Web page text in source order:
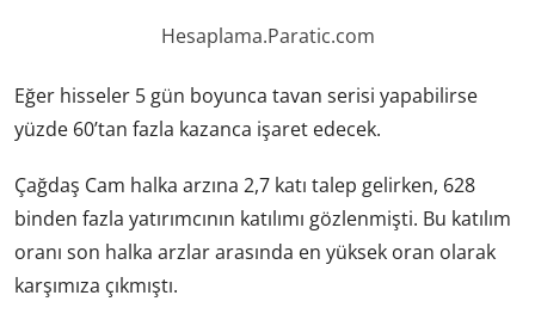
Hesaplama.Paratic.com
Eğer hisseler 5 gün boyunca tavan serisi yapabilirse
yüzde 60’tan fazla kazanca işaret edecek.
Çağdaş Cam halka arzına 2,7 katı talep gelirken, 628
binden fazla yatırımcının katılımı gözlenmişti. Bu katılım
oranı son halka arzlar arasında en yüksek oran olarak
karşımıza çıkmıştı.